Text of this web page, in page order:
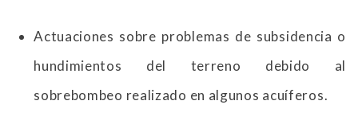
Actuaciones sobre problemas de subsidencia o
hundimientos del terreno debido al
sobrebombeo realizado en algunos acuíferos.